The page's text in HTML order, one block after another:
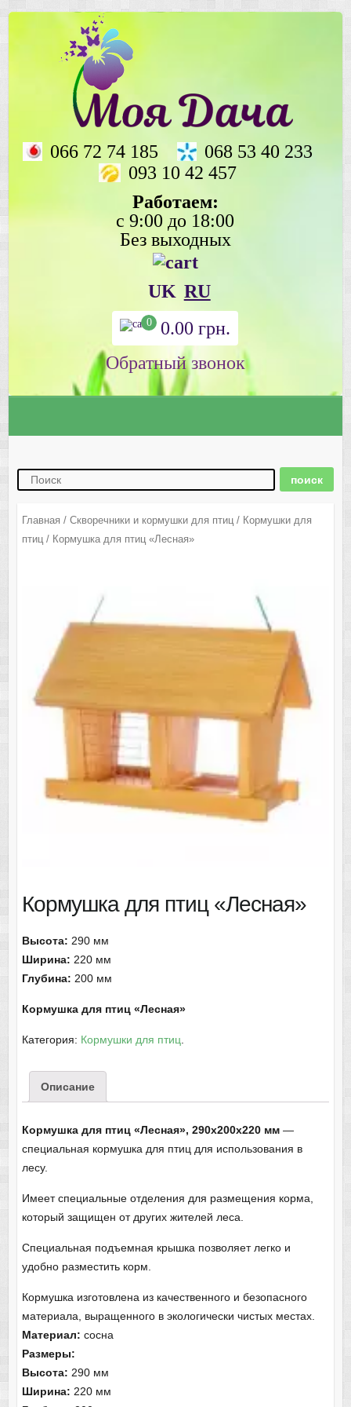
066 72 74 185
068 53 40 233
093 10 42 457
Работаем:
с 9:00 до 18:00
Без выходных
UK RU
0 0.00грн.
Главная / Скворечники и кормушки для птиц/ Кормушки для
птиц/ Кормушка для птиц «Лесная»
Кормушка для птиц «Лесная»
Высота: 290 мм
Ширина: 220 мм
Глубина: 200 мм
Кормушка для птиц «Лесная»
Категория: Кормушки для птиц.
Описание
Кормушка для птиц «Лесная», 290х200х220 мм—
специальная кормушка для птиц для использования в
лесу.
Имеет специальные отделения для размещения корма,
который защищен от других жителей леса.
Специальная подъемная крышка позволяет легко и
удобно разместить корм.
Кормушка изготовлена из качественного и безопасного
материала, выращенного в экологически чистых местах.
Материал: сосна
Размеры:
Высота: 290 мм
Ширина: 220 мм